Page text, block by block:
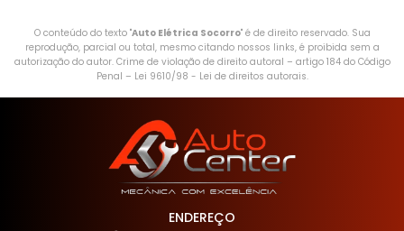
O conteúdo do texto "Auto Elétrica Socorro" é de direito reservado. Sua
reprodução, parcial ou total, mesmo citando nossos links, é proibida sem a
autorização do autor. Crime de violação de direito autoral – artigo 184 do Código
Penal – Lei 9610/98 - Lei de direitos autorais.
ENDEREÇO